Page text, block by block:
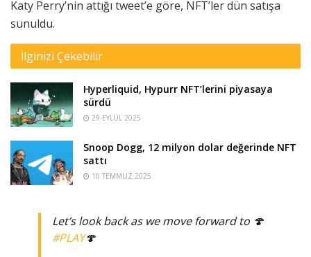
Katy Perry’nin attığı tweet’e göre, NFT’ler dün satışa
sunuldu.
İlginizi Çekebilir
Hyperliquid, Hypurr NFT’lerini piyasaya
sürdü
29 EYLÜL 2025
Snoop Dogg, 12 milyon dolar değerinde NFT
sattı
10 TEMMUZ 2025
Let’s look back as we move forward to 🍄
#PLAY🍄